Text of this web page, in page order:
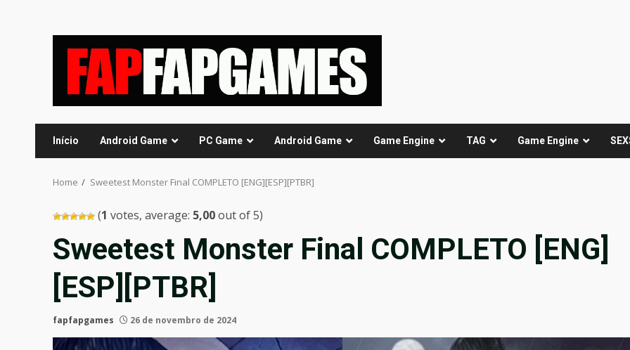
Início Android Game PC Game Android Game Game Engine TAG Game Engine
Home Sweetest Monster Final COMPLETO [ENG][ESP][PTBR]
(1 votes, average: 5,00out of 5)
Sweetest Monster Final COMPLETO [ENG]
[ESP][PTBR]
fapfapgames 26 de novembro de 2024